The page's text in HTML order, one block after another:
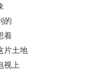
的
着
片土地
视上